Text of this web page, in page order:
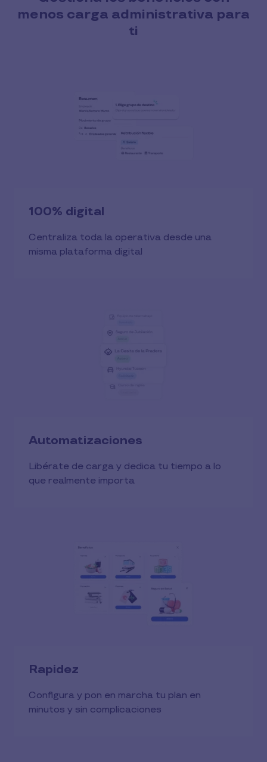
menos carga administrativa para
ti
100% digital
Centraliza toda la operativa desde una
misma plataforma digital
Automatizaciones
Libérate de carga y dedica tu tiempo a lo
que realmente importa
Rapidez
Configura y pon en marcha tu plan en
minutos y sin complicaciones